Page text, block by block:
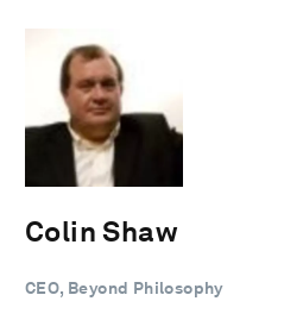
Colin Shaw
CEO, Beyond Philosophy